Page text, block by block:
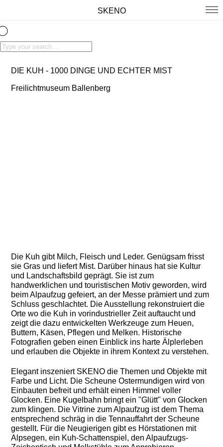
SKENO
DIE KUH - 1000 DINGE UND ECHTER MIST
Freilichtmuseum Ballenberg
Die Kuh gibt Milch, Fleisch und Leder. Genügsam frisst
sie Gras und liefert Mist. Darüber hinaus hat sie Kultur
und Landschaftsbild geprägt. Sie ist zum
handwerklichen und touristischen Motiv geworden, wird
beim Alpaufzug gefeiert, an der Messe prämiert und zum
Schluss geschlachtet. Die Ausstellung rekonstruiert die
Orte wo die Kuh in vorindustrieller Zeit auftaucht und
zeigt die dazu entwickelten Werkzeuge zum Heuen,
Buttern, Käsen, Pflegen und Melken. Historische
Fotografien geben einen Einblick ins harte Älplerleben
und erlauben die Objekte in ihrem Kontext zu verstehen.
Elegant inszeniert SKENO die Themen und Objekte mit
Farbe und Licht. Die Scheune Ostermundigen wird von
Einbauten befreit und erhält einen Himmel voller
Glocken. Eine Kugelbahn bringt ein "Glütt" von Glocken
zum klingen. Die Vitrine zum Alpaufzug ist dem Thema
entsprechend schräg in die Tennauffahrt der Scheune
gestellt. Für die Neugierigen gibt es Hörstationen mit
Alpsegen, ein Kuh-Schattenspiel, den Alpaufzugs-